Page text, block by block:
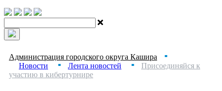
Администрация городского округа Кашира ■
Новости ■ Лента новостей ■
Присоединяйся к
участию в кибертурнире